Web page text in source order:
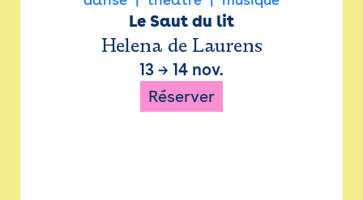
Le Saut du lit
Helena de Laurens
13 → 14 nov.
Réserver